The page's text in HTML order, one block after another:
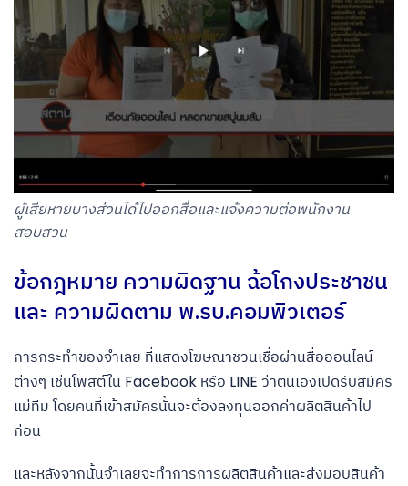
ผู้เสียหายบางส่วนได้ไปออกสื่อและแจ้งความต่อพนักงาน
สอบสวน
ข้อกฎหมาย ความผิดฐาน ฉ้อโกงประชาชน
และ ความผิดตาม พ.รบ.คอมพิวเตอร์
การกระทำของจำเลย ที่แสดงโฆษณาชวนเชื่อผ่านสื่อออนไลน์
ต่างๆ เช่นโพสต์ใน Facebook หรือ LINE ว่าตนเองเปิดรับสมัคร
แม่ทีม โดยคนที่เข้าสมัครนั้นจะต้องลงทุนออกค่าผลิตสินค้าไป
ก่อน
และหลังจากนั้นจำเลยจะทำการการผลิตสินค้าและส่งมอบสินค้า